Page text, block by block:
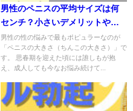
男性のペニスの平均サイズは何
センチ？小さいデメリットや改
善方法を解説
男性の性の悩みで最もポピュラーなのが
「ペニスの大きさ（ちんこの大きさ）」で
す。 思春期を迎えた頃には誰しもが抱
え、成人しても今なお悩み続けて...